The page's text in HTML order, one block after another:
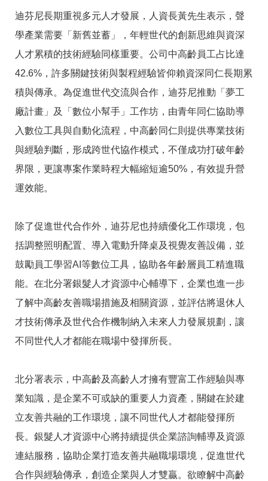
訊
迪芬尼長期重視多元人才發展，人資長黃先生表示，聲
學產業需要「新舊並蓄」，年輕世代的創新思維與資深
人才累積的技術經驗同樣重要。公司中高齡員工占比達
42.6%，許多關鍵技術與製程經驗皆仰賴資深同仁長期累
積與傳承。為促進世代交流與合作，迪芬尼推動「夢工
廠計畫」及「數位小幫手」工作坊，由青年同仁協助導
入數位工具與自動化流程，中高齡同仁則提供專業技術
與經驗判斷，形成跨世代協作模式，不僅成功打破年齡
界限，更讓專案作業時程大幅縮短逾50%，有效提升營
運效能。
除了促進世代合作外，迪芬尼也持續優化工作環境，包
括調整照明配置、導入電動升降桌及視覺友善設備，並
鼓勵員工學習AI等數位工具，協助各年齡層員工精進職
能。在北分署銀髮人才資源中心輔導下，企業也進一步
了解中高齡友善職場措施及相關資源，並評估將退休人
才技術傳承及世代合作機制納入未來人力發展規劃，讓
不同世代人才都能在職場中發揮所長。
北分署表示，中高齡及高齡人才擁有豐富工作經驗與專
業知識，是企業不可或缺的重要人力資產，關鍵在於建
立友善共融的工作環境，讓不同世代人才都能發揮所
長。銀髮人才資源中心將持續提供企業諮詢輔導及資源
連結服務，協助企業打造友善共融職場環境，促進世代
合作與經驗傳承，創造企業與人才雙贏。欲瞭解中高齡